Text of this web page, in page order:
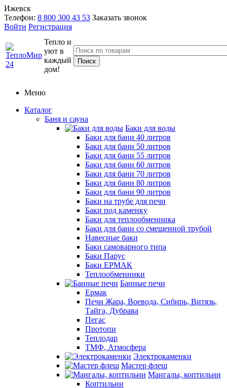
Ижевск
Телефон: 8 800 300 43 53 Заказать звонок
Войти Регистрация
Тепло и
уют в
каждый
дом!
Меню
Каталог
Баня и сауна
Баки для воды
Баки для бани 40 литров
Баки для бани 50 литров
Баки для бани 55 литров
Баки для бани 60 литров
Баки для бани 70 литров
Баки для бани 80 литров
Баки для бани 90 литров
Баки на трубе для печи
Баки под каменку
Баки для теплообменника
Баки для бани со смещенной трубой
Навесные баки
Баки самоварного типа
Баки Парус
Баки ЕРМАК
Теплообменники
Банные печи
Ермак
Печи Жара, Воевода, Сибирь, Витязь,
Тайга, Дубрава
Пегас
Протопи
Теплодар
ТМФ, Атмосфера
Электрокаменки
Мастер флеш
Мангалы, коптильни
Коптильни